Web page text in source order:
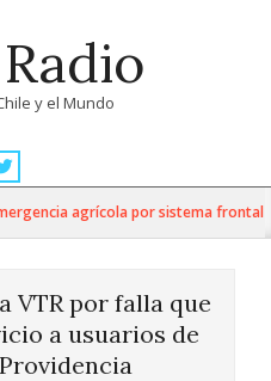
y el Mundo
agrícola por sistema frontal en
VTR por falla que
a usuarios de